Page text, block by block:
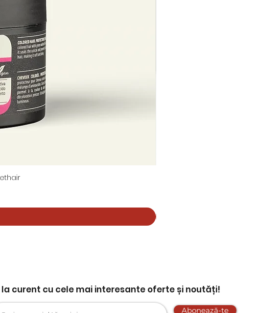
la curent cu cele mai interesante oferte și noutăți!
Abonează-te